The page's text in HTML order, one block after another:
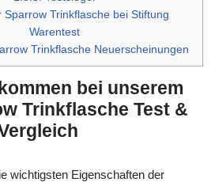
Sparrow Trinkflasche bei Stiftung
Warentest
Trinkflasche Neuerscheinungen
bei unserem
Trinkflasche Test &
wichtigsten Eigenschaften der